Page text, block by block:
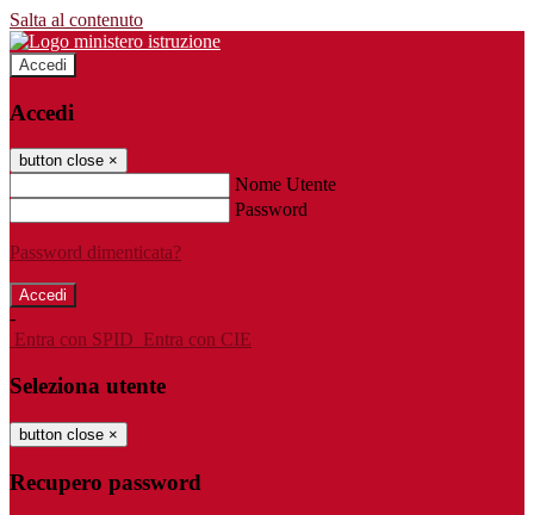
Salta al contenuto
Accedi
Accedi
button close ×
Nome Utente
Password
Password dimenticata?
-
Entra con SPID Entra con CIE
Seleziona utente
button close ×
Recupero password